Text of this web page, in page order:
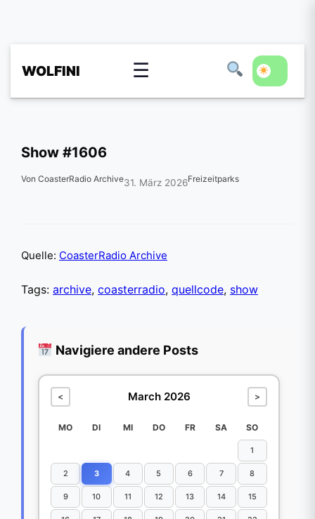
WOLFINI ☰
Show #1606
Von CoasterRadio Archive31. März 2026Freizeitparks
Quelle: CoasterRadio Archive
Tags: archive, coasterradio, quellcode, show
Navigiere andere Posts
< March 2026 >
MO DI MI DO FR SA SO
1
2 3 4 5 6 7 8
9 10 11 12 13 14 15